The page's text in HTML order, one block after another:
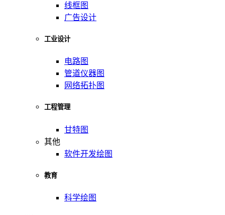
线框图
广告设计
工业设计
电路图
管道仪器图
网络拓扑图
工程管理
甘特图
其他
软件开发绘图
教育
科学绘图